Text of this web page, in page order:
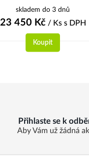
skladem do 3 dnů
23 450 Kč/ Ks s DPH
Koupit
Přihlaste se k
Aby Vám už žádná